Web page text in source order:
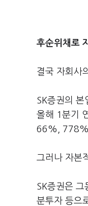
후순위채 로
결국 자회사
SK증권의 본
올해 1분기
66%, 778%
그러나 자본
SK증권은
분투자 등으